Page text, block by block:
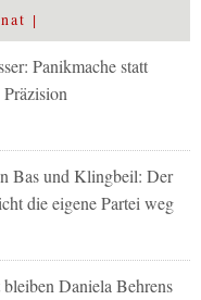
Panikmache statt
Präzision
Bas und Klingbeil: Der
die eigene Partei weg
Daniela Behrens